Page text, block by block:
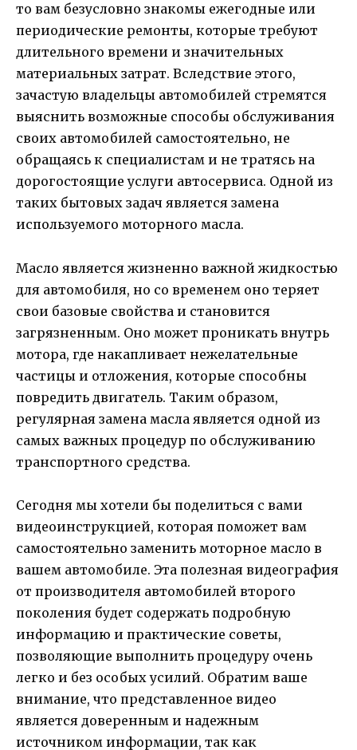
то вам безусловно знакомы ежегодные или
периодические ремонты, которые требуют
длительного времени и значительных
материальных затрат. Вследствие этого,
зачастую владельцы автомобилей стремятся
выяснить возможные способы обслуживания
своих автомобилей самостоятельно, не
обращаясь к специалистам и не тратясь на
дорогостоящие услуги автосервиса. Одной из
таких бытовых задач является замена
используемого моторного масла.
Масло является жизненно важной жидкостью
для автомобиля, но со временем оно теряет
свои базовые свойства и становится
загрязненным. Оно может проникать внутрь
мотора, где накапливает нежелательные
частицы и отложения, которые способны
повредить двигатель. Таким образом,
регулярная замена масла является одной из
самых важных процедур по обслуживанию
транспортного средства.
Сегодня мы хотели бы поделиться с вами
видеоинструкцией, которая поможет вам
самостоятельно заменить моторное масло в
вашем автомобиле. Эта полезная видеография
от производителя автомобилей второго
поколения будет содержать подробную
информацию и практические советы,
позволяющие выполнить процедуру очень
легко и без особых усилий. Обратим ваше
внимание, что представленное видео
является доверенным и надежным
источником информации, так как